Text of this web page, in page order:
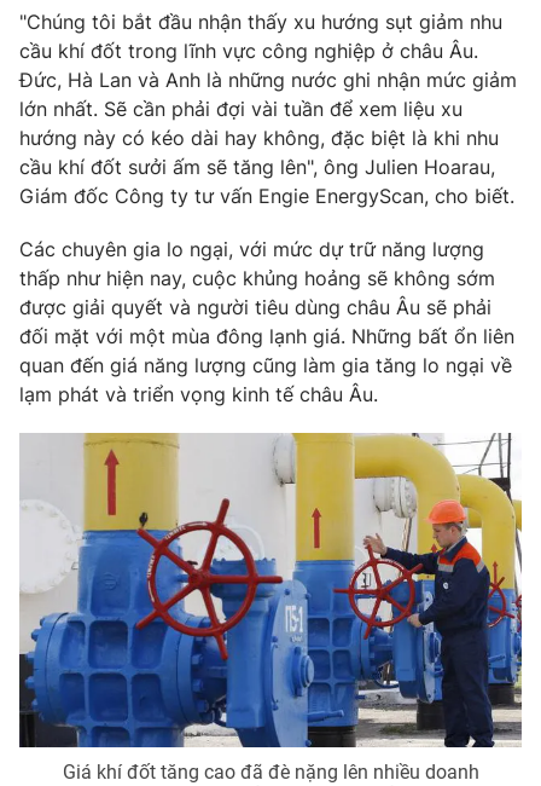
Học trực tuyến
Hitech Công nghệ tương lai
Sản phẩm
Thị trường
Tư vấn
Giao lưu trực tuyến
Lịch phát sóng
Chuyên mục khác
Emagazine Podcast
Photo Infographic
Video Shorts video
VTV Money VTV Thể thao
VTV Sức khoẻ Bất động sản
Thị trường 24h Tấm lòng Việt
VTV4 Vươn mình bằng AI
VTV9 VTV8
"Chúng tôi bắt đầu nhận thấy xu hướng sụt giảm nhu
cầu khí đốt trong lĩnh vực công nghiệp ở châu Âu.
Đức, Hà Lan và Anh là những nước ghi nhận mức giảm
lớn nhất. Sẽ cần phải đợi vài tuần để xem liệu xu
hướng này có kéo dài hay không, đặc biệt là khi nhu
cầu khí đốt sưởi ấm sẽ tăng lên", ông Julien Hoarau,
Giám đốc Công ty tư vấn Engie EnergyScan, cho biết.
Các chuyên gia lo ngại, với mức dự trữ năng lượng
thấp như hiện nay, cuộc khủng hoảng sẽ không sớm
được giải quyết và người tiêu dùng châu Âu sẽ phải
đối mặt với một mùa đông lạnh giá. Những bất ổn liên
quan đến giá năng lượng cũng làm gia tăng lo ngại về
lạm phát và triển vọng kinh tế châu Âu.
Giá khí đốt tăng cao đã đè nặng lên nhiều doanh